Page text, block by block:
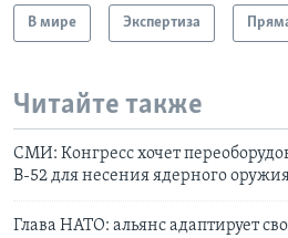
В мире Экспертиза
Читайте также
СМИ: Конгресс хочет
В-52 для несения ядерного
Глава НАТО: альянс адаптирует